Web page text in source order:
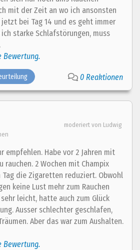
mit der Zeit an wo ich ansonsten
jetzt bei Tag 14 und es geht immer
starke Schlafstörungen, muss
Bewertung.
0 Reaktionen
moderiert von Ludwig
empfehlen. Habe vor 2 Jahren mit
rauchen. 2 Wochen mit Champix
die Zigaretten reduziert. Obwohl
keine Lust mehr zum Rauchen
leicht, hatte auch zum Glück
Ausser schlechter geschlafen,
Aber das war zum Aushalten.
Bewertung.